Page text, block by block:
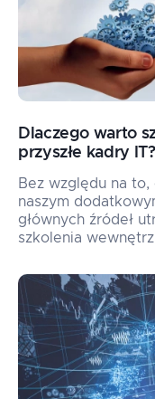
Dlaczego warto
przyszłe kadry IT?
Bez względu na
naszym
głównych źródeł
szkolenia